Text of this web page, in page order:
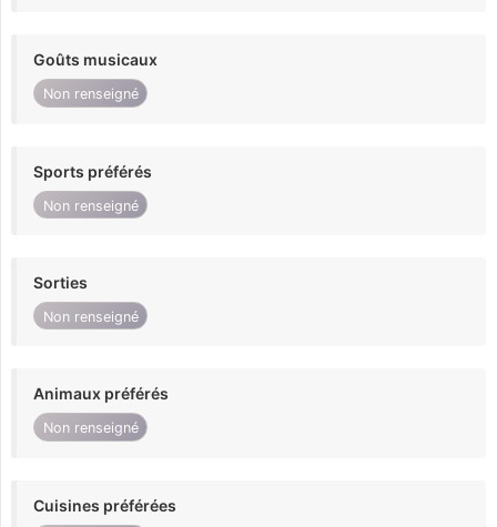
Goûts musicaux
Non renseigné
Sports préférés
Non renseigné
Sorties
Non renseigné
Animaux préférés
Non renseigné
Cuisines préférées